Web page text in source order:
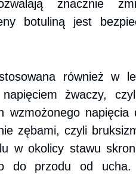
znacznie
botuliną jest
również w
napięciem żwaczy,
wzmożonego
zębami, czyli
w okolicy stawu
do przodu od ucha.